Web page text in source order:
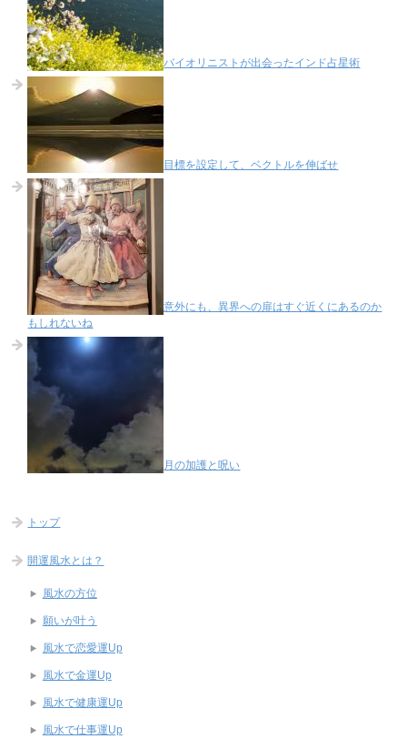
バイオリニストが出会ったインド占星術
目標を設定して、ベクトルを伸ばせ
意外にも、異界への扉はすぐ近くにあるのか
もしれないね
月の加護と呪い
トップ
開運風水とは？
風水の方位
願いが叶う
風水で恋愛運Up
風水で金運Up
風水で健康運Up
風水で仕事運Up